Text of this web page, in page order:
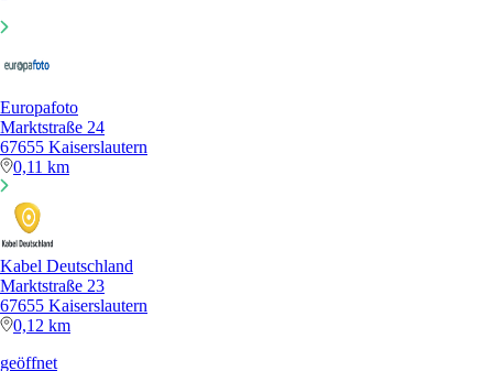
Europafoto
Marktstraße 24
67655 Kaiserslautern
0,11 km
Kabel Deutschland
Marktstraße 23
67655 Kaiserslautern
0,12 km
geöffnet